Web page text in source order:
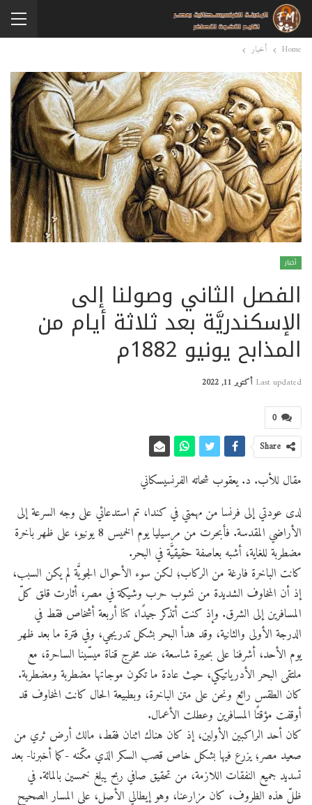
Home أخبار
أخبار
الفصل الثاني وصولنا إلى
الإسكندريَّة بعد ثلاثة أيام من
المذابح يونيو 1882م
Last updated أكتوبر 11, 2022
0
Share
مقال للأب. د. يعقوب شحاته الفرنسيسكاني
لدى عودتي إلى فرنسا من مهمتي في كندا، تم استدعائي على وجه السرعة إلى
الأراضي المقدسة. فأبحرت من مرسيليا يوم الخميس 8 يونيو، على ظهر باخرة
مضطربة للغاية، أشبه بعاصفة حقيقيَّة في البحر.
كانت الباخرة فارغة من الركاب؛ لكن سوء الأحوال الجويَّة لم يكن السبب،
إذ أن المخاوف الشديدة من نشوب حرب وشيكة في مصر، أثارت قلق كلّ
المسافرين إلى الشرق. وإذ كنت أتذكر جيدًا، كنا أربعة أشخاص فقط في
الدرجة الأولى والثانية، وقد هدأ البحر بشكل تدريجي، وفي فترة ما بعد ظهر
يوم الأحد، أشرفنا على بحيرة شاسعة، عند مخرج قناة ميسّينا الساحرة، مع
ملتقى البحر الأدرياتيكي، حيث عادة ما تكون موجاتها مضطربة ومضطربة.
كان الطقس رائع ونحن على متن الباخرة، وبطبيعة الحال كانت المخاوف قد
أوقفت مؤقتًا المسافرين وعطلت الأعمال.
كان أحد الراكبين الأولين، إذ كان هناك اثنان فقط، مالك أرض ثري من
صعيد مصر؛ يزرع فيها بشكل خاص قصب السكر الذي مكّنه -كما أخبرنا- بعد
تسديد جميع النفقات اللازمة، من تحقيق صافي ربح يبلغ خمسين بالمائة. في
ظلّ هذه الظروف، كان مزارعنا، وهو إيطالي الأصل، على المسار الصحيح